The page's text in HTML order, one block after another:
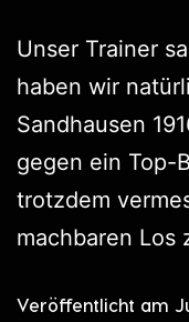
Unser Trainer
haben wir
Sandhausen
gegen ein Top-
trotzdem
machbaren Los
Veröffentlicht am